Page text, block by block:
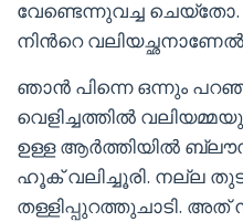
വേണ്ടെന്നുവച്ച
നിൻറെ വലിയച്ഛനാണേൽ
ഞാൻ പിന്നെ ഒന്നും
വെളിച്ചത്തിൽ
ഉള്ള ആർത്തിയിൽ
ഹൂക് വലിച്ചൂരി. നല്ല
തള്ളിപ്പുറത്തുചാടി.